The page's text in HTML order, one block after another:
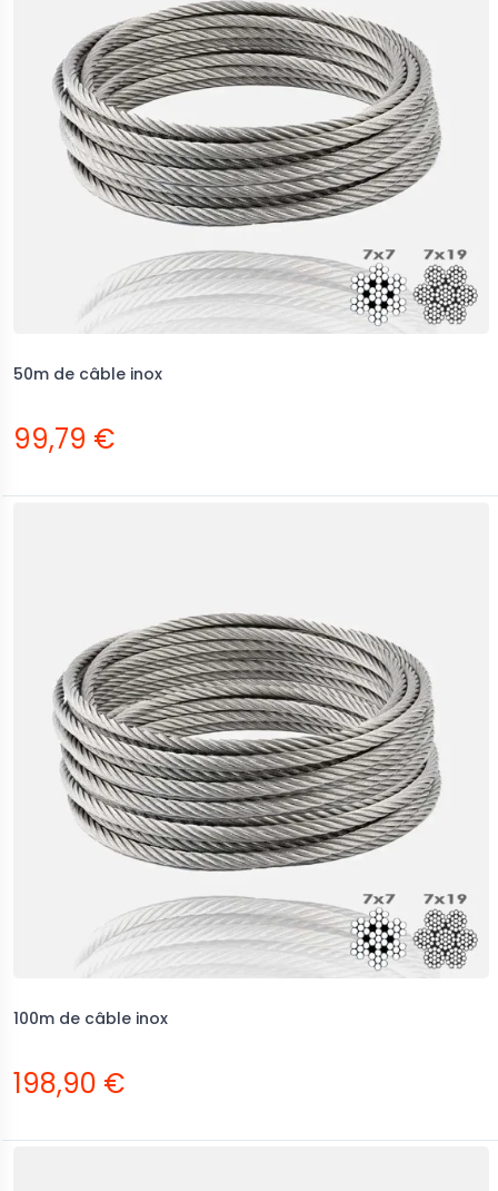
50m de câble inox
99,79 €
100m de câble inox
198,90 €